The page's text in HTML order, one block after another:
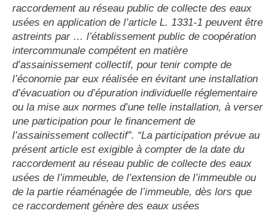
raccordement au réseau public de collecte des eaux
usées en application de l’article L. 1331-1 peuvent être
astreints par … l’établissement public de coopération
intercommunale compétent en matière
d’assainissement collectif, pour tenir compte de
l’économie par eux réalisée en évitant une installation
d’évacuation ou d’épuration individuelle réglementaire
ou la mise aux normes d’une telle installation, à verser
une participation pour le financement de
l’assainissement collectif”. “La participation prévue au
présent article est exigible à compter de la date du
raccordement au réseau public de collecte des eaux
usées de l’immeuble, de l’extension de l’immeuble ou
de la partie réaménagée de l’immeuble, dès lors que
ce raccordement génère des eaux usées